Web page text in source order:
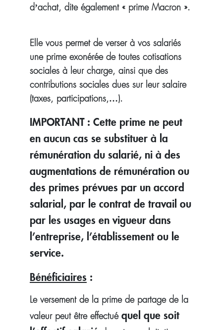
d’achat, dite également « prime Macron ».
Elle vous permet de verser à vos salariés
une prime exonérée de toutes cotisations
sociales à leur charge, ainsi que des
contributions sociales dues sur leur salaire
(taxes, participations,…).
IMPORTANT : Cette prime ne peut
en aucun cas se substituer à la
rémunération du salarié, ni à des
augmentations de rémunération ou
des primes prévues par un accord
salarial, par le contrat de travail ou
par les usages en vigueur dans
l’entreprise, l’établissement ou le
service.
Bénéficiaires :
Le versement de la prime de partage de la
valeur peut être effectué quel que soit